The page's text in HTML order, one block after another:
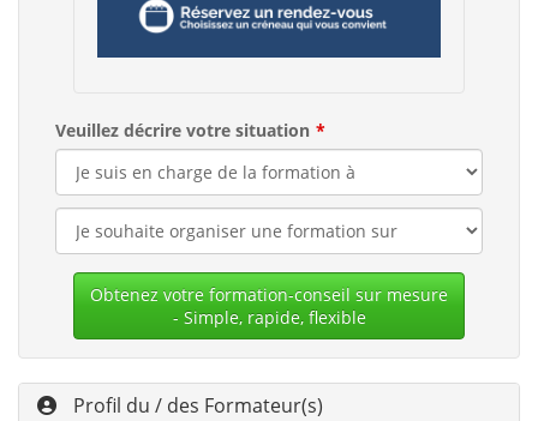
Veuillez décrire votre situation
Obtenez votre formation-conseil sur mesure
- Simple, rapide, flexible
Profil du / des Formateur(s)